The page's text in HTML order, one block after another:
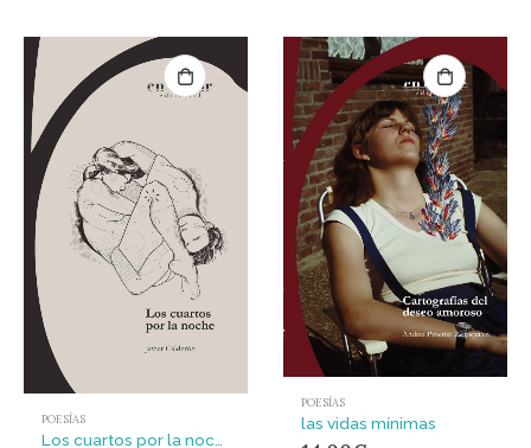
POESÍAS
Los cuartos por la noche
POESÍAS
las vidas mínimas